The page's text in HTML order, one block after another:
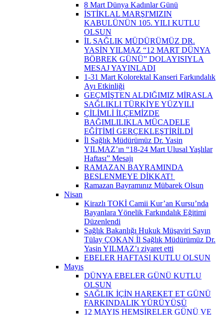
8 Mart Dünya Kadınlar Günü
İSTİKLAL MARŞI'MIZIN
KABULÜNÜN 105. YILI KUTLU
OLSUN
İL SAĞLIK MÜDÜRÜMÜZ DR.
YASİN YILMAZ “12 MART DÜNYA
BÖBREK GÜNÜ” DOLAYISIYLA
MESAJ YAYINLADI
1-31 Mart Kolorektal Kanseri Farkındalık
Ayı Etkinliği
GEÇMİŞTEN ALDIĞIMIZ MİRASLA
SAĞLIKLI TÜRKİYE YÜZYILI
ÇİLİMLİ İLÇEMİZDE
BAĞIMLILIKLA MÜCADELE
EĞİTİMİ GERÇEKLEŞTİRİLDİ
İl Sağlık Müdürümüz Dr. Yasin
YILMAZ’ın “18-24 Mart Ulusal Yaşlılar
Haftası” Mesajı
RAMAZAN BAYRAMINDA
BESLENMEYE DİKKAT! ​
Ramazan Bayramınız Mübarek Olsun
Nisan
Kirazlı TOKİ Camii Kur’an Kursu’nda
Bayanlara Yönelik Farkındalık Eğitimi
Düzenlendi
Sağlık Bakanlığı Hukuk Müşaviri Sayın
Tülay ÇOKAN İl Sağlık Müdürümüz Dr.
Yasin YILMAZ’ı ziyaret etti
EBELER HAFTASI KUTLU OLSUN
Mayıs
DÜNYA EBELER GÜNÜ KUTLU
OLSUN
SAĞLIK İÇİN HAREKET ET GÜNÜ
FARKINDALIK YÜRÜYÜŞÜ
12 MAYIS HEMŞİRELER GÜNÜ VE